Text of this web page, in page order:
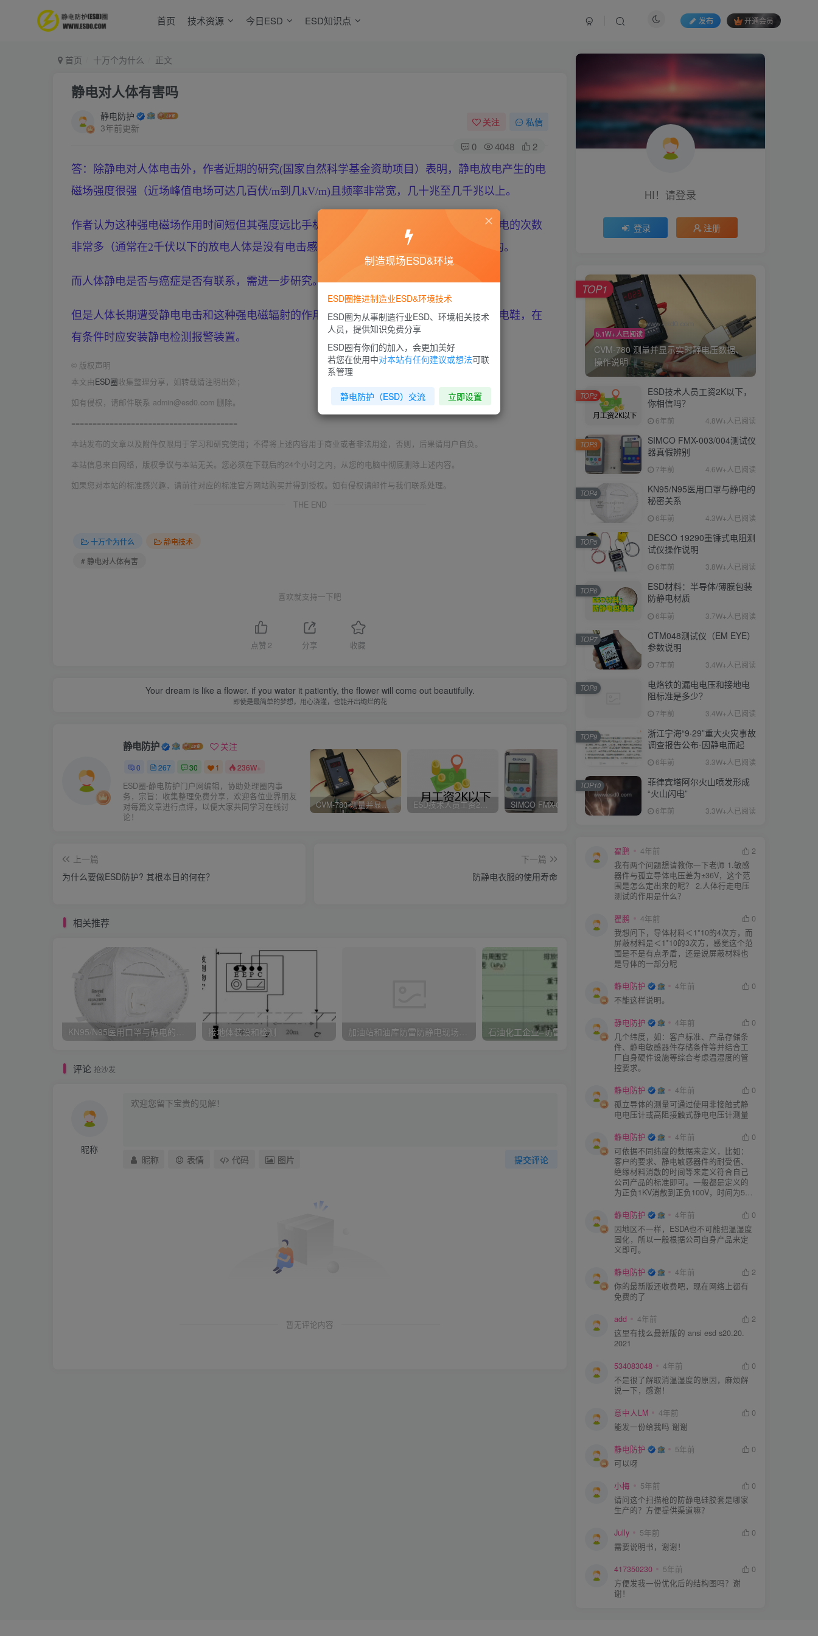
首页 技术资源 今日ESD ESD知识点 发布 开通会员
首页 十万个为什么 正文
静电对人体有害吗
静电防护
3年前更新
关注 私信
0 4048 2
答：除静电对人体电击外，作者近期的研究(国家自然科学基金资助项目）表明，静电放电产生的电
磁场强度很强（近场峰值电场可达几百伏/m到几kV/m)且频率非常宽，几十兆至几千兆以上。
作者认为这种强电磁场作用时间短但其强度远比手机辐射的电磁场强，且人体活动多时放电的次数
非常多（通常在2千伏以下的放电人体是没有电击感觉的），其对人体的作用是不可忽视的。
而人体静电是否与癌症是否有联系，需进一步研究。
但是人体长期遭受静电电击和这种强电磁辐射的作用是不利的，所以应穿防静电服与防静电鞋，在
有条件时应安装静电检测报警装置。
© 版权声明
本文由ESD圈收集整理分享，如转载请注明出处；
如有侵权，请邮件联系 admin@esd0.com 删除。
=======================================
本站发布的文章以及附件仅限用于学习和研究使用；不得将上述内容用于商业或者非法用途，否则，后果请用户自负。
本站信息来自网络，版权争议与本站无关。您必须在下载后的24个小时之内，从您的电脑中彻底删除上述内容。
如果您对本站的标准感兴趣，请前往对应的标准官方网站购买并得到授权。如有侵权请邮件与我们联系处理。
THE END
十万个为什么
静电技术
# 静电对人体有害
喜欢就支持一下吧
点赞 2 分享 收藏
Your dream is like a flower. if you water it patiently, the flower will come out beautifully.
即使是最简单的梦想，用心浇灌，也能开出绚烂的花
静电防护 关注
0 267 30 1 236W+
ESD圈-静电防护门户网编辑，协助处理圈内事
务，宗旨：收集整理免费分享，欢迎各位业界朋友
对每篇文章进行点评，以便大家共同学习在线讨
论！
CVM-780 测量并显示实时静电压数据、操作说明 ESD技术人员工资2K以下，你相信吗？ SIMCO FMX-003/004测试仪器真假辨别
上一篇
为什么要做ESD防护? 其根本目的何在？
下一篇
防静电衣服的使用寿命
相关推荐
KN95/N95医用口罩与静电的秘密关系 接地体装设和检测 加油站和油库防雷防静电现场检查项目 石油化工企业–防雷防静电现场检测标准 石油化工企业防雷和防静电接地检测实施方法
评论 抢沙发
昵称
提交评论
昵称 表情 代码 图片
暂无评论内容
HI！请登录
登录 注册
5.1W+人已阅读
CVM-780 测量并显示实时静电压数据、
操作说明
TOP1
ESD技术人员工资2K以下，
你相信吗？
6年前 4.8W+人已阅读
TOP2
SIMCO FMX-003/004测试仪
器真假辨别
7年前 4.6W+人已阅读
TOP3
KN95/N95医用口罩与静电的
秘密关系
6年前 4.3W+人已阅读
TOP4
DESCO 19290重锤式电阻测
试仪操作说明
6年前 3.8W+人已阅读
TOP5
ESD材料：半导体/薄膜包装
防静电材质
6年前 3.7W+人已阅读
TOP6
CTM048测试仪（EM EYE）
参数说明
7年前 3.4W+人已阅读
TOP7
电烙铁的漏电电压和接地电
阻标准是多少？
7年前 3.4W+人已阅读
TOP8
浙江宁海“9·29”重大火灾事故
调查报告公布-因静电而起
6年前 3.3W+人已阅读
TOP9
菲律宾塔阿尔火山喷发形成
“火山闪电”
6年前 3.3W+人已阅读
TOP10
翟鹏 4年前
2
我有两个问题想请教你一下老师 1.敏感
器件与孤立导体电压差为±36V，这个范
围是怎么定出来的呢？ 2.人体行走电压
测试的作用是什么？
翟鹏 4年前
0
我想问下，导体材料＜1*10的4次方，而
屏蔽材料是＜1*10的3次方，感觉这个范
围是不是有点矛盾，还是说屏蔽材料也
是导体的一部分呢
静电防护 4年前
0
不能这样说明。
静电防护 4年前
0
几个纬度，如：客户标准、产品存储条
件、静电敏感器件存储条件等并结合工
厂自身硬件设施等综合考虑温湿度的管
控要求。
静电防护 4年前
0
孤立导体的测量可通过使用非接触式静
电电压计或高阻接触式静电电压计测量
静电防护 4年前
0
可依据不同纬度的数据来定义，比如：
客户的要求、静电敏感器件的耐受值、
绝缘材料消散的时间等来定义符合自己
公司产品的标准即可。一般都是定义的
为正负1KV消散到正负100V，时间为5S
静电防护
4年前
0
因地区不一样，ESDA也不可能把温湿度
固化，所以一般根据公司自身产品来定
义即可。
静电防护 4年前
2
你的最新版还收费吧，现在网络上都有
免费的了
add 4年前
2
这里有找么最新版的 ansi esd s20.20.
2021
534083048 4年前
0
不是很了解取消温湿度的原因，麻烦解
说一下，感谢！
意中人LM 4年前
0
能发一份给我吗 谢谢
静电防护 5年前
0
可以呀
小梅 5年前
0
请问这个扫描枪的防静电硅胶套是哪家
生产的？方便提供渠道嘛？
Jully 5年前
0
需要说明书，谢谢！
417350230 5年前
0
方便发我一份优化后的结构图吗？谢
谢！
制造现场ESD&环境
ESD圈推进制造业ESD&环境技术
ESD圈为从事制造行业ESD、环境相关技术
人员，提供知识免费分享
ESD圈有你们的加入，会更加美好
若您在使用中对本站有任何建议或想法可联
系管理
静电防护（ESD）交流 立即设置